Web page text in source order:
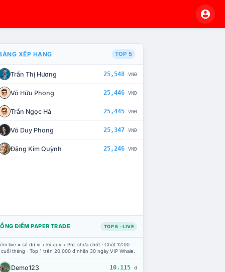
CHẾ TÀI XỬ LÝ VI PHẠM
XẾP HẠNG TOP 5
Trần Thị Hương 25,548 VNĐ
Võ Hữu Phong 25,446 VNĐ
Trần Ngọc Hà 25,445 VNĐ
Võ Duy Phong 25,347 VNĐ
Đặng Kim Quỳnh 25,246 VNĐ
ĐIỂM PAPER TRADE TOP 5 · LIVE
live = số dư ví + ký quỹ + PnL chưa chốt · Chốt 12:00
tháng · Top 1 trên 20.000 đ nhận 30 ngày VIP Whale.
Demo123 10.115 đ